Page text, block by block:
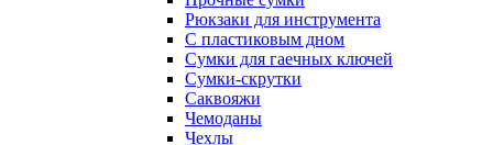
Рюкзаки для инструмента
С пластиковым дном
Сумки для гаечных ключей
Сумки-скрутки
Саквояжи
Чемоданы
Чехлы